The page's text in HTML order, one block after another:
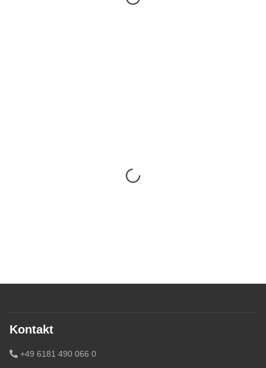
Kontakt
+49 6181 490 066 0